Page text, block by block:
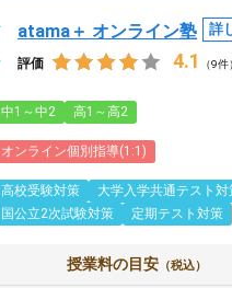
atama＋ オンライン塾 詳
評価 4.1 （9件
中1～中2 高1～高2
オンライン個別指導(1:1)
高校受験対策
大学入学共通テスト対
国公立2次試験対策
定期テスト対策
授業料の目安 （税込）